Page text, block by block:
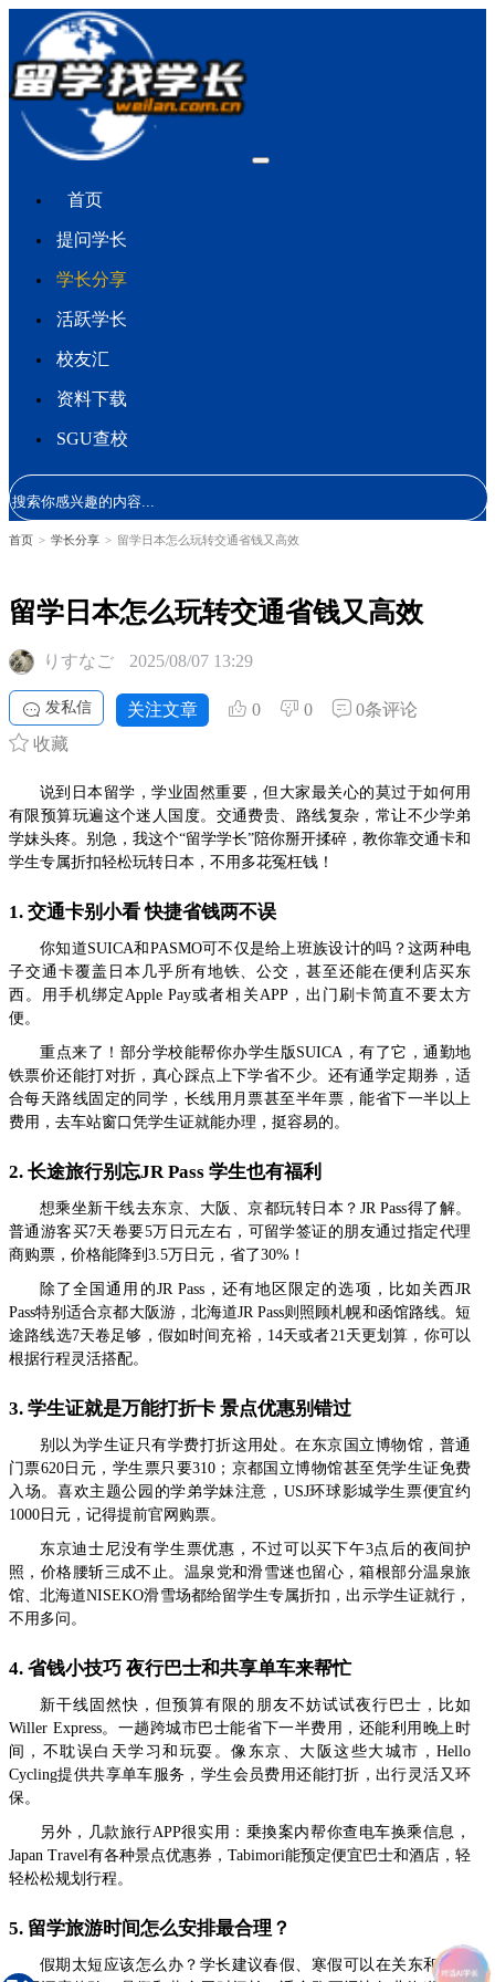
首页
提问学长
学长分享
活跃学长
校友汇
资料下载
SGU查校
首页 > 学长分享 > 留学日本怎么玩转交通省钱又高效
留学日本怎么玩转交通省钱又高效
りすなご 2025/08/07 13:29
发私信 关注文章 0 0
0条评论
收藏
说到日本留学，学业固然重要，但大家最关心的莫过于如何用
有限预算玩遍这个迷人国度。交通费贵、路线复杂，常让不少学弟
学妹头疼。别急，我这个“留学学长”陪你掰开揉碎，教你靠交通卡和
学生专属折扣轻松玩转日本，不用多花冤枉钱！
1. 交通卡别小看 快捷省钱两不误
你知道SUICA和PASMO可不仅是给上班族设计的吗？这两种电
子交通卡覆盖日本几乎所有地铁、公交，甚至还能在便利店买东
西。用手机绑定Apple Pay或者相关APP，出门刷卡简直不要太方
便。
重点来了！部分学校能帮你办学生版SUICA，有了它，通勤地
铁票价还能打对折，真心踩点上下学省不少。还有通学定期券，适
合每天路线固定的同学，长线用月票甚至半年票，能省下一半以上
费用，去车站窗口凭学生证就能办理，挺容易的。
2. 长途旅行别忘JR Pass 学生也有福利
想乘坐新干线去东京、大阪、京都玩转日本？JR Pass得了解。
普通游客买7天卷要5万日元左右，可留学签证的朋友通过指定代理
商购票，价格能降到3.5万日元，省了30%！
除了全国通用的JR Pass，还有地区限定的选项，比如关西JR
Pass特别适合京都大阪游，北海道JR Pass则照顾札幌和函馆路线。短
途路线选7天卷足够，假如时间充裕，14天或者21天更划算，你可以
根据行程灵活搭配。
3. 学生证就是万能打折卡 景点优惠别错过
别以为学生证只有学费打折这用处。在东京国立博物馆，普通
门票620日元，学生票只要310；京都国立博物馆甚至凭学生证免费
入场。喜欢主题公园的学弟学妹注意，USJ环球影城学生票便宜约
1000日元，记得提前官网购票。
东京迪士尼没有学生票优惠，不过可以买下午3点后的夜间护
照，价格腰斩三成不止。温泉党和滑雪迷也留心，箱根部分温泉旅
馆、北海道NISEKO滑雪场都给留学生专属折扣，出示学生证就行，
不用多问。
4. 省钱小技巧 夜行巴士和共享单车来帮忙
新干线固然快，但预算有限的朋友不妨试试夜行巴士，比如
Willer Express。一趟跨城市巴士能省下一半费用，还能利用晚上时
间，不耽误白天学习和玩耍。像东京、大阪这些大城市，Hello
Cycling提供共享单车服务，学生会员费用还能打折，出行灵活又环
保。
另外，几款旅行APP很实用：乗換案内帮你查电车换乘信息，
Japan Travel有各种景点优惠券，Tabimori能预定便宜巴士和酒店，轻
轻松松规划行程。
5. 留学旅游时间怎么安排最合理？
假期太短应该怎么办？学长建议春假、寒假可以在关东和关西